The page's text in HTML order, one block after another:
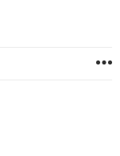
limpie las ram
no saber que